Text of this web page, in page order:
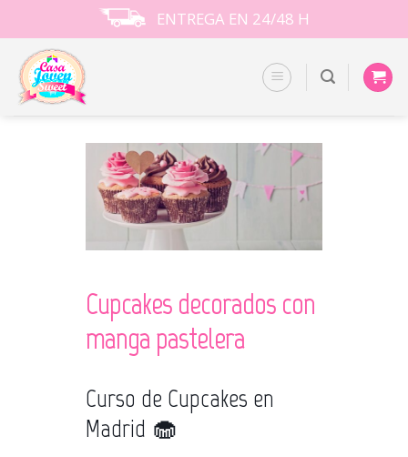
to
content
ENTREGA EN 24/48 H
Cupcakes decorados con
manga pastelera
Curso de Cupcakes en
Madrid 🧁